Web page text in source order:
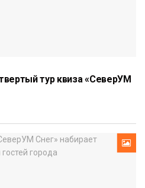
тур квиза «СеверУМ